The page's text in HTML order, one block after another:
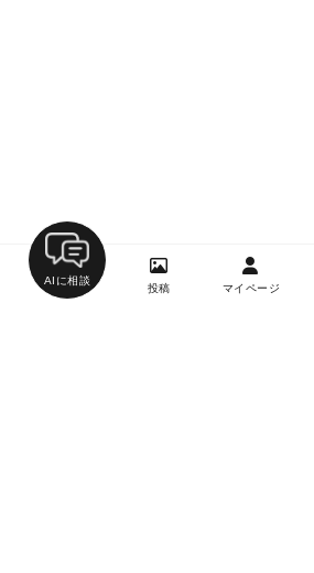
AIに相談
投稿 マイページ